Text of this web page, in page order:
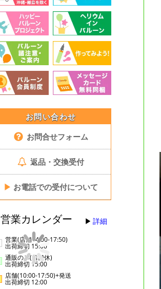
お問い合わせ
お問合せフォーム
返品・交換受付
▶ お電話での受付について
営業カレンダー 詳細
営業(店舗14:00-17:50)
出荷締切 15:00
通販のみ(店舗休)
出荷締切 15:00
店舗(10:00-17:50)+発送
出荷締切 12:00